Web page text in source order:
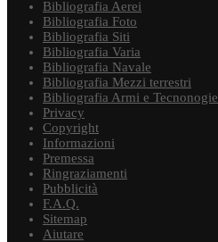
Bibliografia Aerei
Bibliografia Foto
Bibliografia Siti
Bibliografia Varia
Bibliografia Navale
Bibliografia Mezzi terrestri
Bibliografia Armi e Tecnonogie
Privacy
Copyright
Informazioni
Premessa
Ringraziamenti
Pubblicità
F.A.Q.
Sitemap
Aiutare